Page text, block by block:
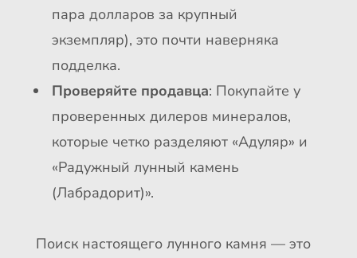
пара долларов за крупный
экземпляр), это почти наверняка
подделка.
Проверяйте продавца: Покупайте у
проверенных дилеров минералов,
которые четко разделяют «Адуляр» и
«Радужный лунный камень
(Лабрадорит)».
Поиск настоящего лунного камня — это